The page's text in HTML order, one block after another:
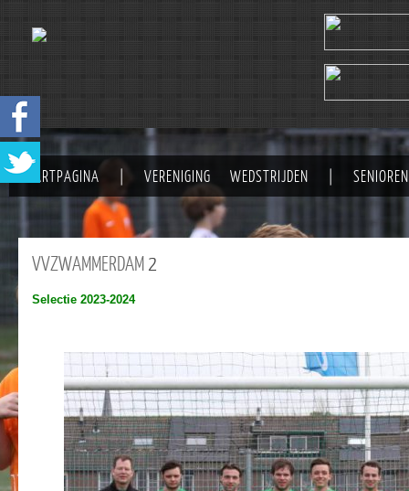
STARTPAGINA VERENIGING WEDSTRIJDEN SENIOREN
VVZWAMMERDAM2
Selectie 2023-2024